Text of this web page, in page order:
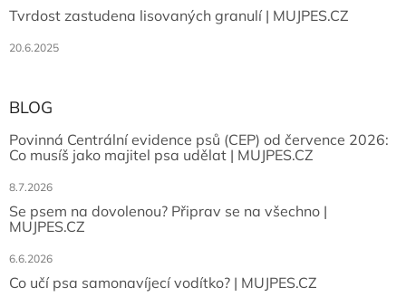
Tvrdost zastudena lisovaných granulí | MUJPES.CZ
20.6.2025
BLOG
Povinná Centrální evidence psů (CEP) od července 2026:
Co musíš jako majitel psa udělat | MUJPES.CZ
8.7.2026
Se psem na dovolenou? Připrav se na všechno |
MUJPES.CZ
6.6.2026
Co učí psa samonavíjecí vodítko? | MUJPES.CZ